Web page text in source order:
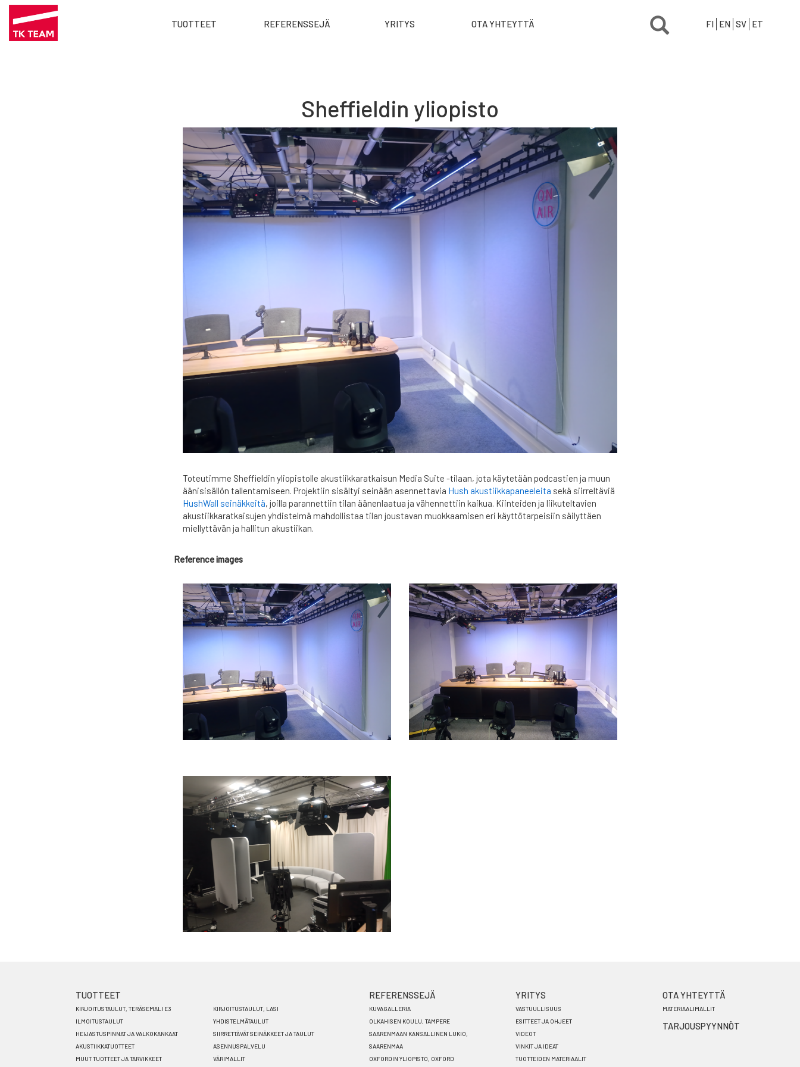
Hyppää
MainTUOTTEET REFERENSSEJÄ YRITYS OTA YHTEYTTÄ FI EN SV ET
Sheffieldin yliopisto
Toteutimme Sheffieldin yliopistolle akustiikkaratkaisun Media Suite -tilaan, jota käytetään podcastien ja muun
äänisisällön tallentamiseen. Projektiin sisältyi seinään asennettavia Hush akustiikkapaneeleita sekä siirreltäviä
HushWall seinäkkeitä, joilla parannettiin tilan äänenlaatua ja vähennettiin kaikua. Kiinteiden ja liikuteltavien
akustiikkaratkaisujen yhdistelmä mahdollistaa tilan joustavan muokkaamisen eri käyttötarpeisiin säilyttäen
miellyttävän ja hallitun akustiikan.
Reference images
Footer
menu
FI
TUOTTEET
KIRJOITUSTAULUT, TERÄSEMALI E3
KIRJOITUSTAULUT, LASI
ILMOITUSTAULUT
YHDISTELMÄTAULUT
HEIJASTUSPINNAT JA VALKOKANKAAT
SIIRRETTÄVÄT SEINÄKKEET JA TAULUT
AKUSTIIKKATUOTTEET
ASENNUSPALVELU
MUUT TUOTTEET JA TARVIKKEET
VÄRIMALLIT
REFERENSSEJÄ
KUVAGALLERIA
OLKAHISEN KOULU, TAMPERE
SAARENMAAN KANSALLINEN LUKIO,
SAARENMAA
OXFORDIN YLIOPISTO, OXFORD
YRITYS
VASTUULLISUUS
ESITTEET JA OHJEET
VIDEOT
VINKIT JA IDEAT
TUOTTEIDEN MATERIAALIT
OTA YHTEYTTÄ
MATERIAALIMALLIT
TARJOUSPYYNNÖT